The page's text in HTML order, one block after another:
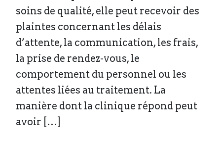
soins de qualité, elle peut recevoir des
plaintes concernant les délais
d’attente, la communication, les frais,
la prise de rendez-vous, le
comportement du personnel ou les
attentes liées au traitement. La
manière dont la clinique répond peut
avoir […]